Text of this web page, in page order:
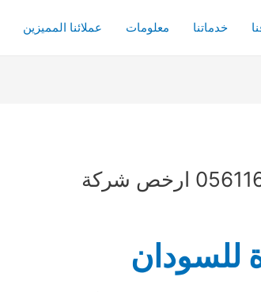
خدماتنا معلومات عملائنا المميزين
شحن عفش من جدة للسودان 0561162260 ارخص شركة